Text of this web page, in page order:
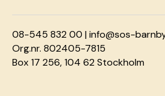
08-545 832 00 |info@sos-
Org.nr. 802405-7815
Box 17 256, 104 62 Stockholm